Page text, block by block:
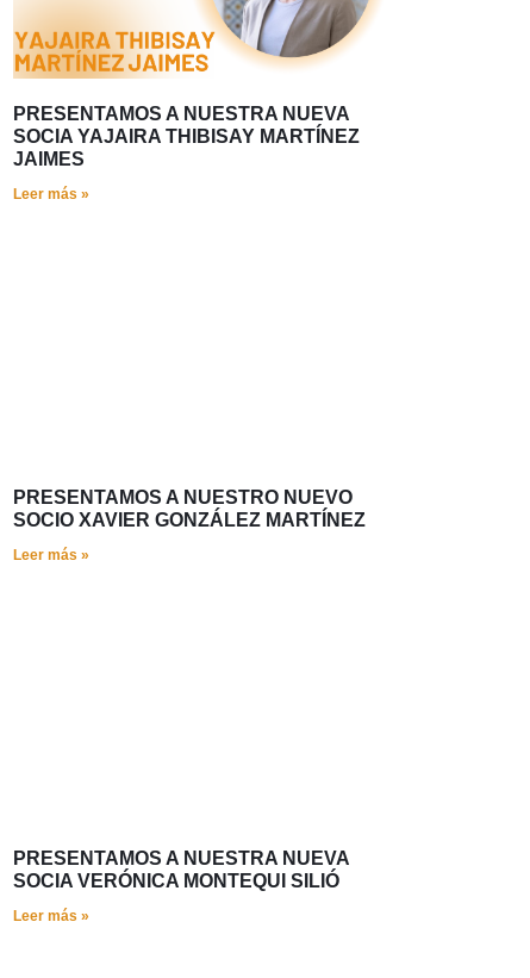
PRESENTAMOS A NUESTRA NUEVA
SOCIA YAJAIRA THIBISAY MARTÍNEZ
JAIMES
Leer más »
PRESENTAMOS A NUESTRO NUEVO
SOCIO XAVIER GONZÁLEZ MARTÍNEZ
Leer más »
PRESENTAMOS A NUESTRA NUEVA
SOCIA VERÓNICA MONTEQUI SILIÓ
Leer más »